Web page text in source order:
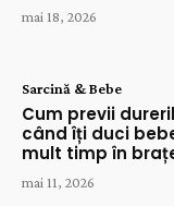
mai 18, 2026
Sarcină & Bebe
Cum previi
când îți duci
mult timp în
mai 11, 2026